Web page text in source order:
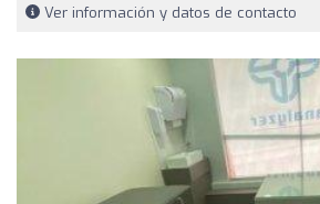
Ver información y datos de contacto